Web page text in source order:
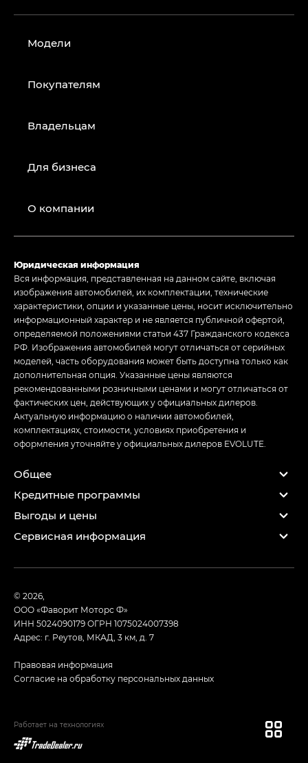
Модели
Покупателям
Владельцам
Для бизнеса
О компании
Юридическая информация
Вся информация, представленная на данном сайте, включая
изображения автомобилей, их комплектации, технические
характеристики, опции и указанные цены, носит исключительно
информационный характер и не является публичной офертой,
определяемой положениями статьи 437 Гражданского кодекса
РФ. Изображения автомобилей могут отличаться от серийных
моделей, часть оборудования может быть доступна только как
дополнительная опция. Указанные цены являются
рекомендованными розничными ценами и могут отличаться от
фактических цен, действующих у официальных дилеров.
Актуальную информацию о наличии автомобилей,
комплектациях, стоимости, условиях приобретения и
оформления уточняйте у официальных дилеров EVOLUTE.
Общее
Кредитные программы
Выгоды и цены
Сервисная информация
© 2026,
ООО «Фаворит Моторс Ф»
ИНН 5024090179ОГРН 1075024007398
Адрес: г. Реутов, МКАД, 3 км, д. 7
Правовая информация
Согласие на обработку персональных данных
Работает на технологиях